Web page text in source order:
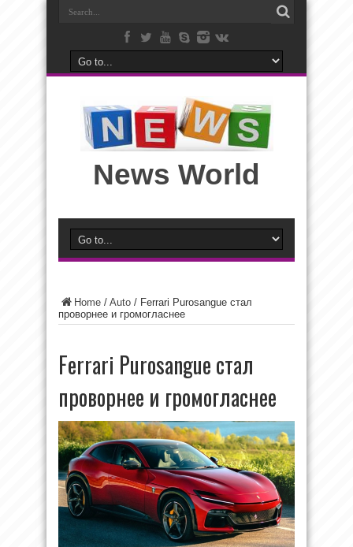
News World
Home / Auto / Ferrari Purosangue стал
проворнее и громогласнее
Ferrari Purosangue стал
проворнее и громогласнее